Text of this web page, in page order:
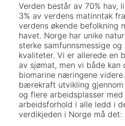
Verden består av 70% hav,
3% av verdens matinntak
verdens økende befolkning
havet. Norge har unike
sterke samfunnsmessige
kvaliteter. Vi er allerede en
av sjømat, men vi både kan
biomarine næringene
bærekraft utvikling
og flere arbeidsplasser
arbeidsforhold i alle ledd i
verdikjeden i Norge må det: